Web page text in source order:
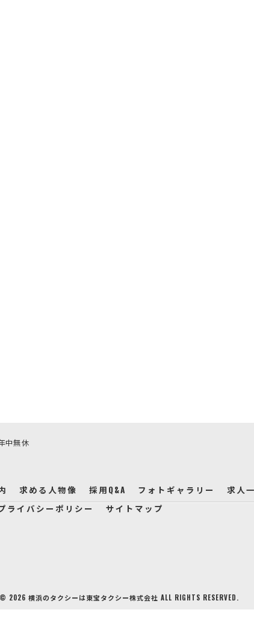
中無休
求める人物像 採用Q&A フォトギャラリー
求人
ライバシーポリシー サイトマップ
© 2026 横浜のタクシーは東宝タクシー株式会社 ALL RIGHTS RESERVED.